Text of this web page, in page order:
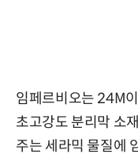
임페르비오는 24M
초고강도 분리막 소
주는 세라믹 물질에